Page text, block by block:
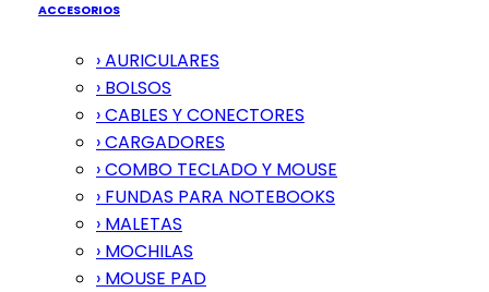
ACCESORIOS
› AURICULARES
› BOLSOS
› CABLES Y CONECTORES
› CARGADORES
› COMBO TECLADO Y MOUSE
› FUNDAS PARA NOTEBOOKS
› MALETAS
› MOCHILAS
› MOUSE PAD